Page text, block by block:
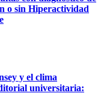
o sin Hiperactividad
y el clima
universitaria: